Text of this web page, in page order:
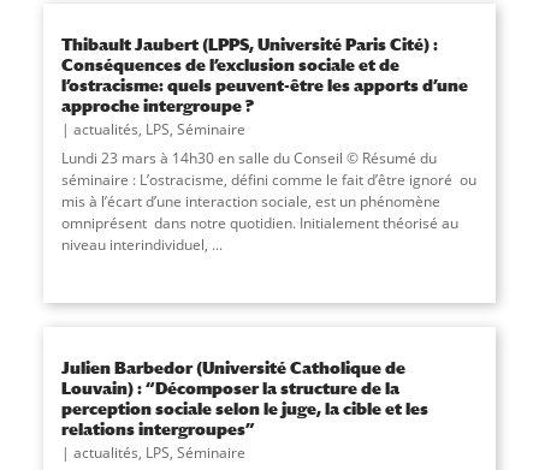
Thibault Jaubert (LPPS, Université Paris Cité) :
Conséquences de l’exclusion sociale et de
l’ostracisme: quels peuvent-être les apports d’une
approche intergroupe ?
actualités, LPS, Séminaire
Lundi 23 mars à 14h30 en salle du Conseil © Résumé du
séminaire : L’ostracisme, défini comme le fait d’être ignoré ou
mis à l’écart d’une interaction sociale, est un phénomène
omniprésent dans notre quotidien. Initialement théorisé au
niveau interindividuel, ...
Julien Barbedor (Université Catholique de
Louvain) : “Décomposer la structure de la
perception sociale selon le juge, la cible et les
relations intergroupes”
actualités, LPS, Séminaire